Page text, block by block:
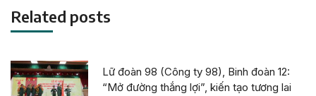
Related posts
Lữ đoàn 98 (Công ty 98), Binh đoàn 12:
“Mở đường thắng lợi”, kiến tạo tương lai